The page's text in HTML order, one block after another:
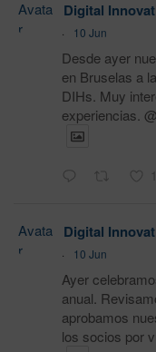
Avata
r
Digital
·
10 Jun
Desde ayer
en Bruselas a
DIHs. Muy
experiencias.
1
Avata
r
Digital
·
10 Jun
Ayer
anual.
aprobamos
los socios por